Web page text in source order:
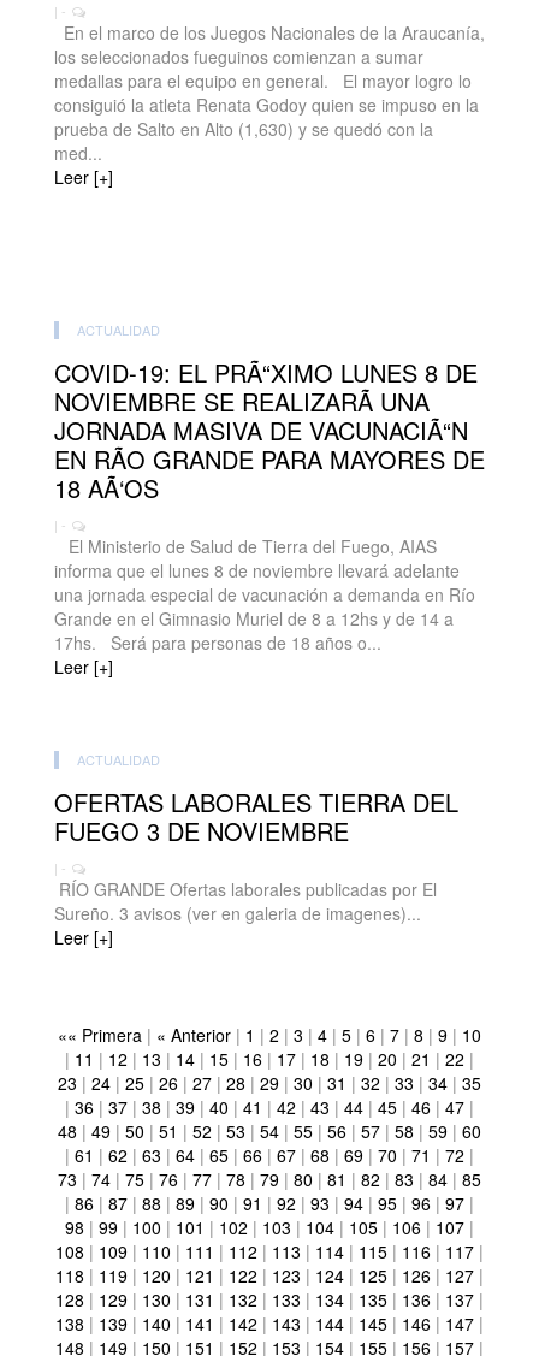
| -
En el marco de los Juegos Nacionales de la Araucanía,
los seleccionados fueguinos comienzan a sumar
medallas para el equipo en general. El mayor logro lo
consiguió la atleta Renata Godoy quien se impuso en la
prueba de Salto en Alto (1,630) y se quedó con la
med...
Leer [+]
ACTUALIDAD
COVID-19: EL PRÃ“XIMO LUNES 8 DE
NOVIEMBRE SE REALIZARÃ UNA
JORNADA MASIVA DE VACUNACIÃ“N
EN RÃO GRANDE PARA MAYORES DE
18 AÃ‘OS
| -
El Ministerio de Salud de Tierra del Fuego, AIAS
informa que el lunes 8 de noviembre llevará adelante
una jornada especial de vacunación a demanda en Río
Grande en el Gimnasio Muriel de 8 a 12hs y de 14 a
17hs. Será para personas de 18 años o...
Leer [+]
ACTUALIDAD
OFERTAS LABORALES TIERRA DEL
FUEGO 3 DE NOVIEMBRE
| -
RÍO GRANDE Ofertas laborales publicadas por El
Sureño. 3 avisos (ver en galeria de imagenes)...
Leer [+]
«« Primera | « Anterior | 1 | 2 | 3 | 4 | 5 | 6 | 7 | 8 | 9 | 10
| 11 | 12 | 13 | 14 | 15 | 16 | 17 | 18 | 19 | 20 | 21 | 22 |
23 | 24 | 25 | 26 | 27 | 28 | 29 | 30 | 31 | 32 | 33 | 34 | 35
| 36 | 37 | 38 | 39 | 40 | 41 | 42 | 43 | 44 | 45 | 46 | 47 |
48 | 49 | 50 | 51 | 52 | 53 | 54 | 55 | 56 | 57 | 58 | 59 | 60
| 61 | 62 | 63 | 64 | 65 | 66 | 67 | 68 | 69 | 70 | 71 | 72 |
73 | 74 | 75 | 76 | 77 | 78 | 79 | 80 | 81 | 82 | 83 | 84 | 85
| 86 | 87 | 88 | 89 | 90 | 91 | 92 | 93 | 94 | 95 | 96 | 97 |
98 | 99 | 100 | 101 | 102 | 103 | 104 | 105 | 106 | 107 |
108 | 109 | 110 | 111 | 112 | 113 | 114 | 115 | 116 | 117 |
118 | 119 | 120 | 121 | 122 | 123 | 124 | 125 | 126 | 127 |
128 | 129 | 130 | 131 | 132 | 133 | 134 | 135 | 136 | 137 |
138 | 139 | 140 | 141 | 142 | 143 | 144 | 145 | 146 | 147 |
148 | 149 | 150 | 151 | 152 | 153 | 154 | 155 | 156 | 157 |